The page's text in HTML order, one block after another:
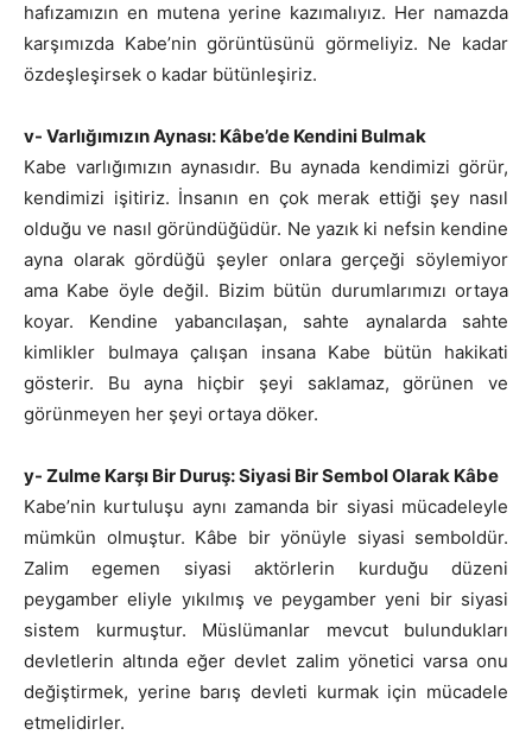
hafızamızın en mutena yerine kazımalıyız. Her namazda
karşımızda Kabe’nin görüntüsünü görmeliyiz. Ne kadar
özdeşleşirsek o kadar bütünleşiriz.
v- Varlığımızın Aynası: Kâbe’de Kendini Bulmak
Kabe varlığımızın aynasıdır. Bu aynada kendimizi görür,
kendimizi işitiriz. İnsanın en çok merak ettiği şey nasıl
olduğu ve nasıl göründüğüdür. Ne yazık ki nefsin kendine
ayna olarak gördüğü şeyler onlara gerçeği söylemiyor
ama Kabe öyle değil. Bizim bütün durumlarımızı ortaya
koyar. Kendine yabancılaşan, sahte aynalarda sahte
kimlikler bulmaya çalışan insana Kabe bütün hakikati
gösterir. Bu ayna hiçbir şeyi saklamaz, görünen ve
görünmeyen her şeyi ortaya döker.
y- Zulme Karşı Bir Duruş: Siyasi Bir Sembol Olarak Kâbe
Kabe’nin kurtuluşu aynı zamanda bir siyasi mücadeleyle
mümkün olmuştur. Kâbe bir yönüyle siyasi semboldür.
Zalim egemen siyasi aktörlerin kurduğu düzeni
peygamber eliyle yıkılmış ve peygamber yeni bir siyasi
sistem kurmuştur. Müslümanlar mevcut bulundukları
devletlerin altında eğer devlet zalim yönetici varsa onu
değiştirmek, yerine barış devleti kurmak için mücadele
etmelidirler.